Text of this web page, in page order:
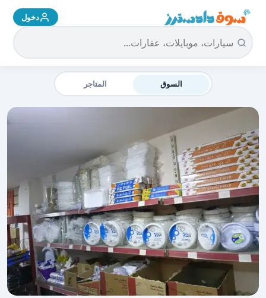
سوق دادسترز الرئيسية دخول
السوق المتاجر